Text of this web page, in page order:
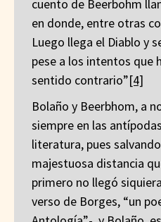
cuento de Beerbohm
en donde, entre otras
Luego llega el Diablo y
pese a los intentos que
sentido contrario”[4]
Bolaño y Beerbhom, a
siempre en las
literatura, pues
majestuosa distancia
primero no llegó
verso de Borges, “un